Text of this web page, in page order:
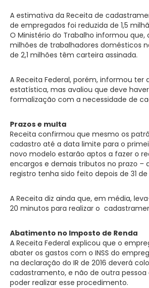
A estimativa da Receita de
de empregados foi reduzida de 1,5
O Ministério do Trabalho informou
milhões de trabalhadores domésticos
de 2,1 milhões têm carteira assinada.
A Receita Federal, porém, informou ter
estatística, mas avaliou que deve
formalização com a necessidade de
Prazos e multa
Receita confirmou que mesmo os
cadastro até a data limite para o
novo modelo estarão aptos a fazer o
encargos e demais tributos no prazo –
registro tenha sido feito depois de 31
A Receita diz ainda que, em média,
20 minutos para realizar o
Abatimento no Imposto de Renda
A Receita Federal explicou que o
abater os gastos com o INSS do
na declaração do IR de 2016 deverá
cadastramento, e não de outra pessoa
poder realizar esse procedimento.